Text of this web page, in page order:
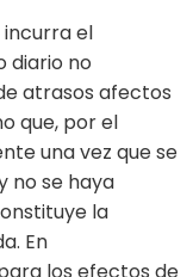
incurra el
diario no
atrasos afectos
que, por el
una vez que se
no se haya
la
En